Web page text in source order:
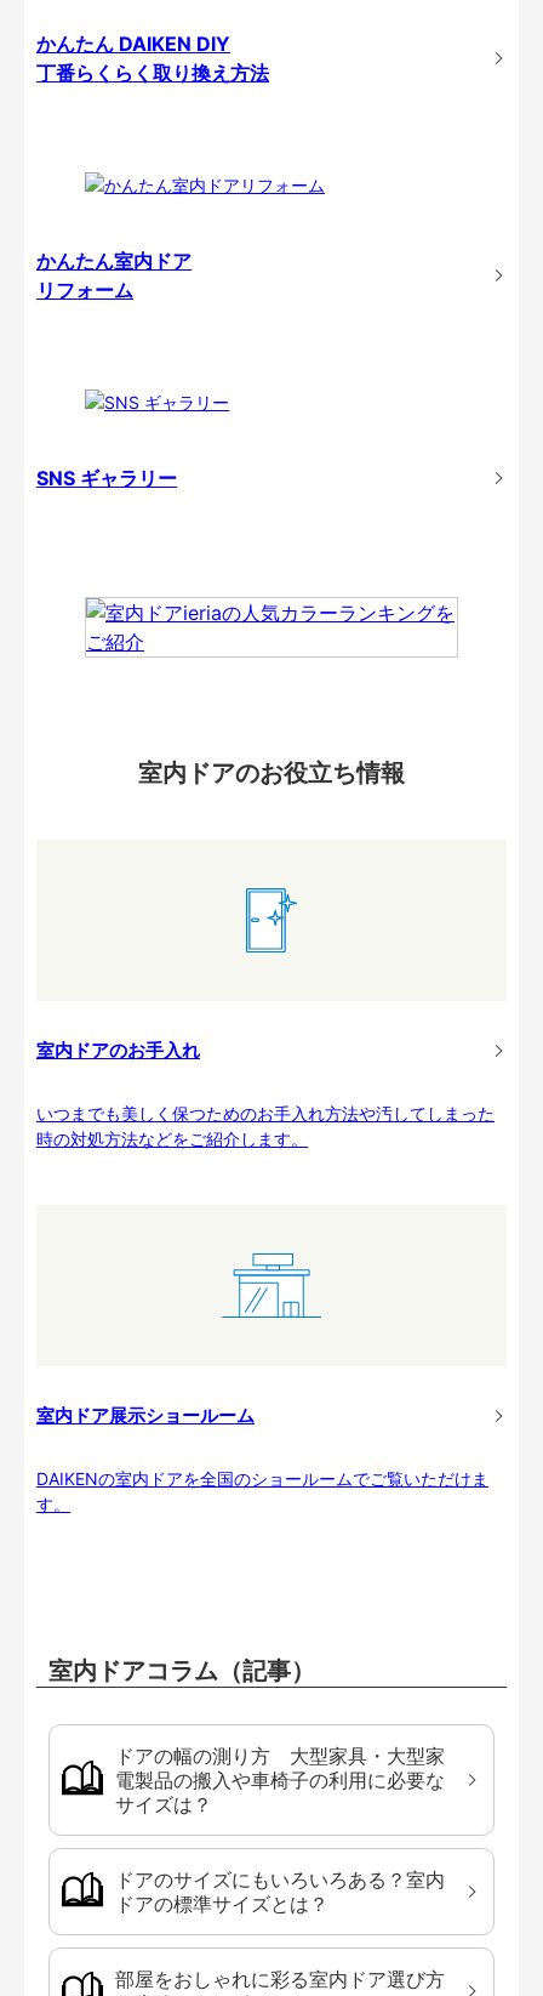
かんたん DAIKEN DIY
丁番らくらく取り換え方法
かんたん室内ドア
リフォーム
SNS ギャラリー
室内ドアのお役立ち情報
室内ドアのお手入れ
いつまでも美しく保つためのお手入れ方法や汚してしまった
時の対処方法などをご紹介します。
室内ドア展示ショールーム
DAIKENの室内ドアを全国のショールームでご覧いただけま
す。
室内ドアコラム（記事）
ドアの幅の測り方 大型家具・大型家
電製品の搬入や車椅子の利用に必要な
サイズは？
ドアのサイズにもいろいろある？室内
ドアの標準サイズとは？
部屋をおしゃれに彩る室内ドア選び方